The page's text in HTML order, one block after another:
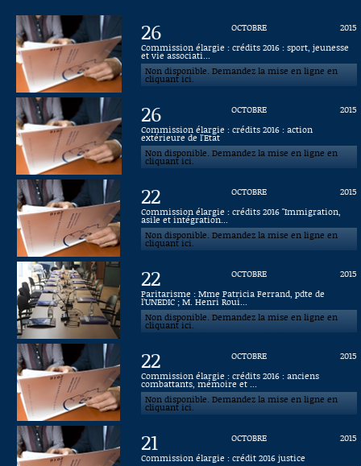
À LA DEMANDE
RECHERCHE
AIDE À LA DÉCOUPE
DE VIDÉOS
Questions au Gouvernement
Commissions
Présidence
Évènements
Connaissance, Histoire
26 OCTOBRE
2015
Commission élargie : crédits 2016 : sport, jeunesse
et vie associati...
Non disponible. Demandez la mise en ligne en
cliquant ici.
26 OCTOBRE
2015
Commission élargie : crédits 2016 : action
extérieure de l'Etat
Non disponible. Demandez la mise en ligne en
cliquant ici.
22 OCTOBRE
2015
Commission élargie : crédits 2016 "Immigration,
asile et intégration...
Non disponible. Demandez la mise en ligne en
cliquant ici.
22 OCTOBRE
2015
Paritarisme : Mme Patricia Ferrand, pdte de
l’UNEDIC ; M. Henri Roui...
Non disponible. Demandez la mise en ligne en
cliquant ici.
22 OCTOBRE
2015
Commission élargie : crédits 2016 : anciens
combattants, mémoire et ...
Non disponible. Demandez la mise en ligne en
cliquant ici.
21 OCTOBRE
2015
Commission élargie : crédit 2016 justice